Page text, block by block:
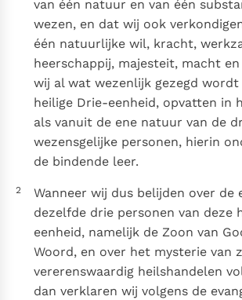
Leer de kostbare parel van Gods
herkennen
Gods Koninkrijk groeit stilletjes door
dwang
De mystiek. De mystieke
heiligheid
Berichten
Het Vaticaan publiceert een nieuwe
van het Romeins martyrologium
Vaticaanse financiële waakhond
Paus Leo XIV in Pavia: "De stad is
een taak"
Paus in Pavia: St. Augustinus toont ons
"naar het innerlijk" toe te keren.
RK Documenten stelt heel veel
kerkelijke documenten van de
van één natuur en van één
wezen, en dat wij ook
één natuurlijke wil, kracht,
heerschappij, majesteit, macht
wij al wat wezenlijk gezegd
heilige Drie-eenheid, opvatten in
als vanuit de ene natuur van de
wezensgelijke personen, hierin
de bindende leer.
2
Wanneer wij dus belijden over de
dezelfde drie personen van deze
eenheid, namelijk de Zoon van
Woord, en over het mysterie van
vererenswaardig heilshandelen
dan verklaren wij volgens de